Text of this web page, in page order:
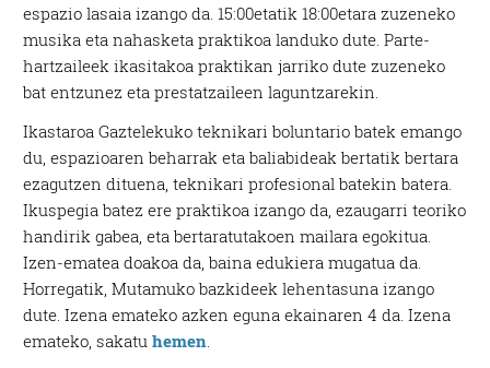
espazio lasaia izango da. 15:00etatik 18:00etara zuzeneko
musika eta nahasketa praktikoa landuko dute. Parte-
hartzaileek ikasitakoa praktikan jarriko dute zuzeneko
bat entzunez eta prestatzaileen laguntzarekin.
Ikastaroa Gaztelekuko teknikari boluntario batek emango
du, espazioaren beharrak eta baliabideak bertatik bertara
ezagutzen dituena, teknikari profesional batekin batera.
Ikuspegia batez ere praktikoa izango da, ezaugarri teoriko
handirik gabea, eta bertaratutakoen mailara egokitua.
Izen-ematea doakoa da, baina edukiera mugatua da.
Horregatik, Mutamuko bazkideek lehentasuna izango
dute. Izena emateko azken eguna ekainaren 4 da. Izena
emateko, sakatuhemen.